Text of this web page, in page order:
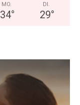
MO.
34°
DI.
29°